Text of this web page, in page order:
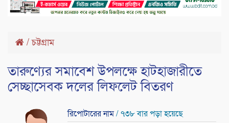
/চট্টগ্রাম
তারুণ্যের সমাবেশ উপলক্ষে হাটহাজারীতে
সেচ্ছাসেবক দলের লিফলেট বিতরণ
রিপোটারের নাম/ ৭৩৮ বার পড়া হয়েছে